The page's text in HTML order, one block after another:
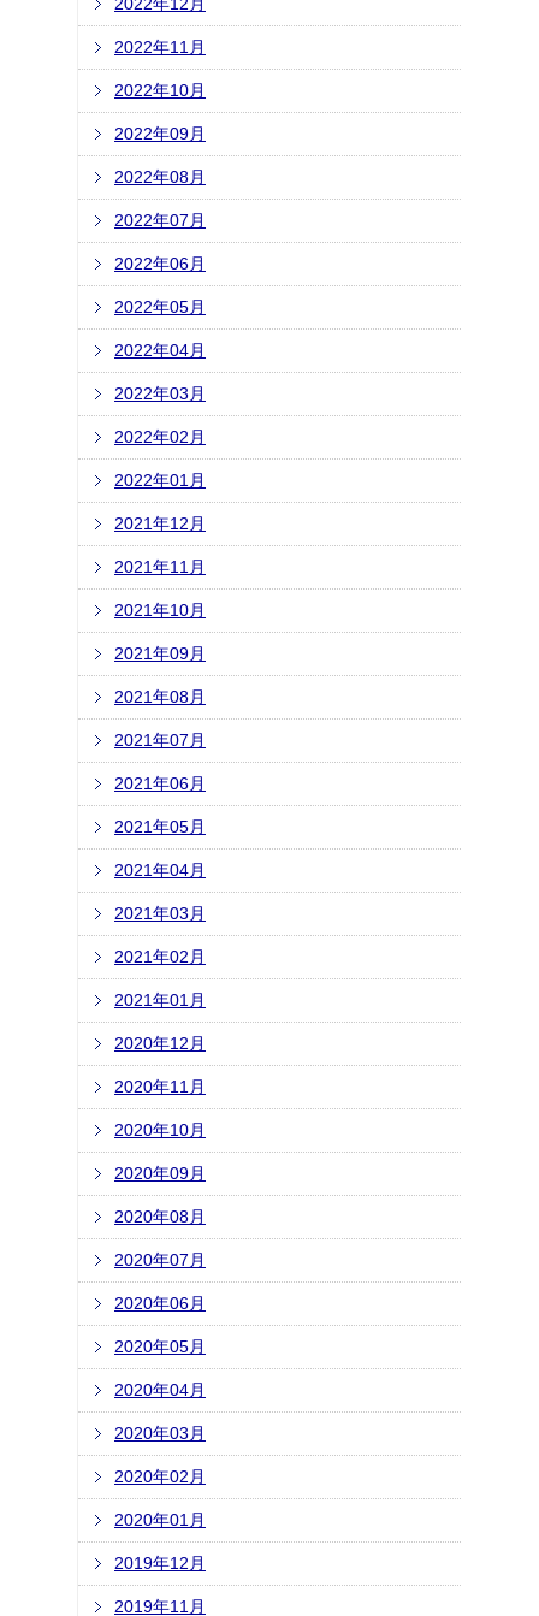
2022年11月
2022年10月
2022年09月
2022年08月
2022年07月
2022年06月
2022年05月
2022年04月
2022年03月
2022年02月
2022年01月
2021年12月
2021年11月
2021年10月
2021年09月
2021年08月
2021年07月
2021年06月
2021年05月
2021年04月
2021年03月
2021年02月
2021年01月
2020年12月
2020年11月
2020年10月
2020年09月
2020年08月
2020年07月
2020年06月
2020年05月
2020年04月
2020年03月
2020年02月
2020年01月
2019年12月
2019年11月